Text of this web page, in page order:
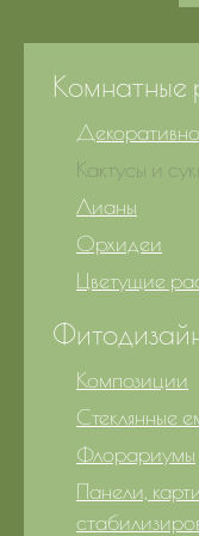
Комнатные
Кактусы и
Лианы
Орхидеи
Цветущие
Композиции
Стеклянные
Флорариумы
Панели,